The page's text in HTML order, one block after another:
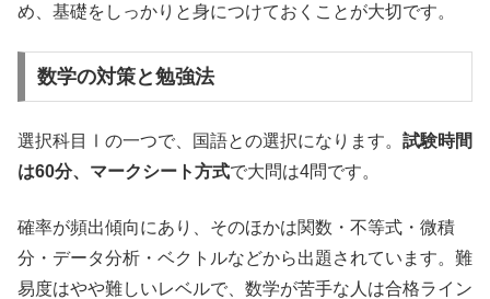
め、基礎をしっかりと身につけておくことが大切です。
数学の対策と勉強法
選択科目Ⅰの一つで、国語との選択になります。 試験時間
は60分、マークシート方式で大問は4問です。
確率が頻出傾向にあり、そのほかは関数・不等式・微積
分・データ分析・ベクトルなどから出題されています。難
易度はやや難しいレベルで、数学が苦手な人は合格ライン